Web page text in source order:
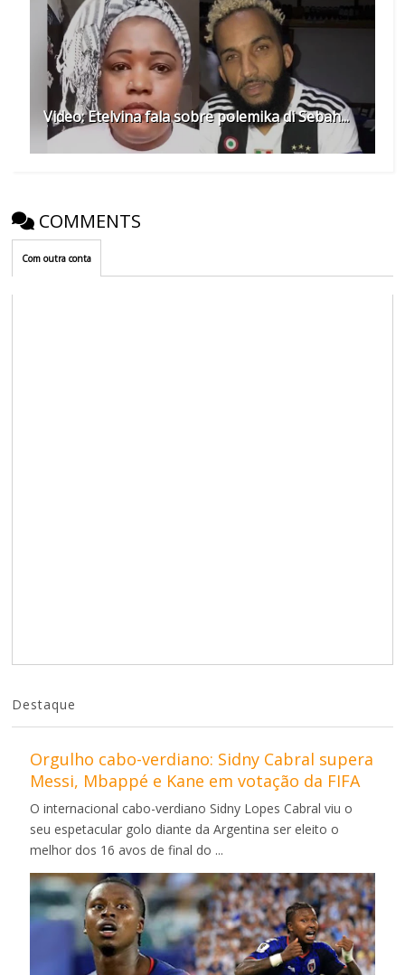
Video: Etelvina fala sobre polemika di Sebah...
COMMENTS
Com outra conta
Destaque
Orgulho cabo-verdiano: Sidny Cabral supera
Messi, Mbappé e Kane em votação da FIFA
O internacional cabo-verdiano Sidny Lopes Cabral viu o
seu espetacular golo diante da Argentina ser eleito o
melhor dos 16 avos de final do ...